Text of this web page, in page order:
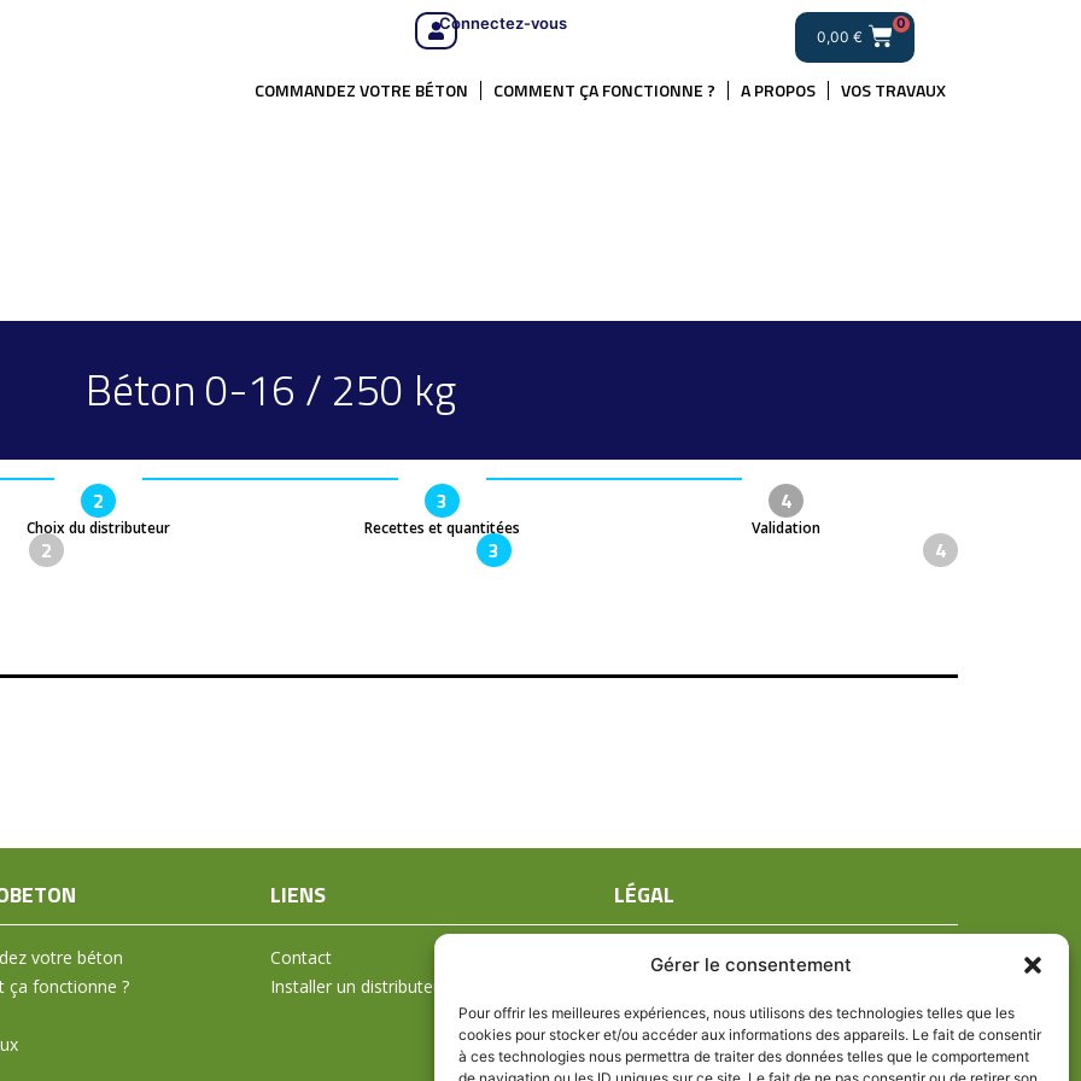
Gérer le consentement
Pour offrir les meilleures expériences, nous utilisons des technologies telles que les
cookies pour stocker et/ou accéder aux informations des appareils. Le fait de consentir
à ces technologies nous permettra de traiter des données telles que le comportement
Connectez-vous
0,00 €
0
COMMANDEZ VOTRE BÉTON COMMENT ÇA FONCTIONNE ? A PROPOS VOS TRAVAUX
Béton 0-16 / 250 kg
2
Choix du distributeur
3
Recettes et quantitées
4
Validation
2 3 4
votre béton
ça fonctionne ?
LIENS
Contact
Installer un distributeur
LÉGAL
Mentions légales
Politique de confidentialité
Politique de cookies (UE)